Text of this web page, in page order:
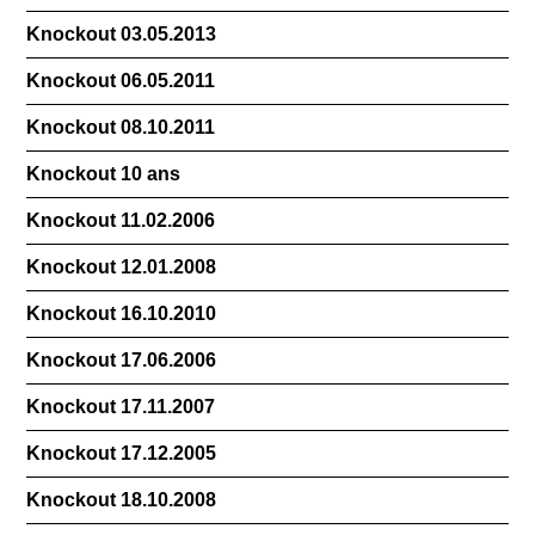
Knockout 03.05.2013
Knockout 06.05.2011
Knockout 08.10.2011
Knockout 10 ans
Knockout 11.02.2006
Knockout 12.01.2008
Knockout 16.10.2010
Knockout 17.06.2006
Knockout 17.11.2007
Knockout 17.12.2005
Knockout 18.10.2008